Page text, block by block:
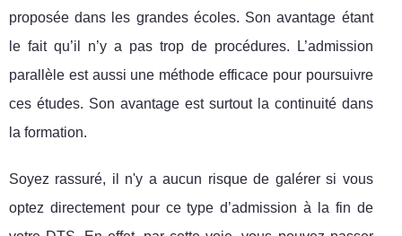
proposée dans les grandes écoles. Son avantage étant
le fait qu’il n’y a pas trop de procédures. L’admission
parallèle est aussi une méthode efficace pour poursuivre
ces études. Son avantage est surtout la continuité dans
la formation.
Soyez rassuré, il n'y a aucun risque de galérer si vous
optez directement pour ce type d’admission à la fin de